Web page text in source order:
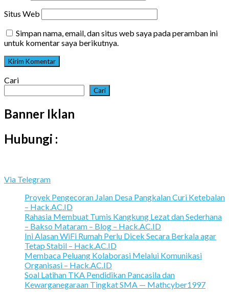
Situs Web
Simpan nama, email, dan situs web saya pada peramban ini
untuk komentar saya berikutnya.
Cari
Cari
Banner Iklan
Hubungi :
Via Telegram
Proyek Pengecoran Jalan Desa Pangkalan Curi Ketebalan
– Hack.AC.ID
Rahasia Membuat Tumis Kangkung Lezat dan Sederhana
– Bakso Mataram – Blog – Hack.AC.ID
Ini Alasan WiFi Rumah Perlu Dicek Secara Berkala agar
Tetap Stabil – Hack.AC.ID
Membaca Peluang Kolaborasi Melalui Komunikasi
Organisasi – Hack.AC.ID
Soal Latihan TKA Pendidikan Pancasila dan
Kewarganegaraan Tingkat SMA — Mathcyber1997